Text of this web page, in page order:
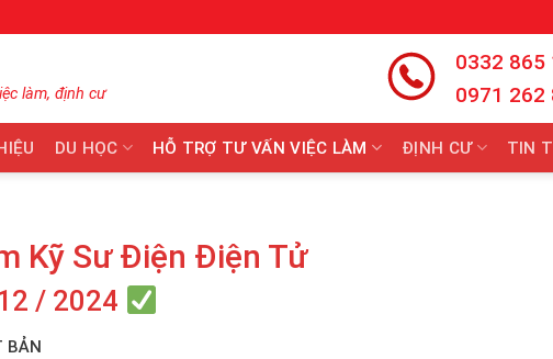
làm, định cư
0332 865
0971 262
DU HỌC HỖ TRỢ TƯ VẤN VIỆC LÀM ĐỊNH CƯ TIN
Kỹ Sư Điện Điện Tử
/ 2024
BẢN